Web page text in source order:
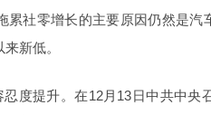
累社零增长的主要原因仍然是汽
新低。
度提升。在12月13日中共中央